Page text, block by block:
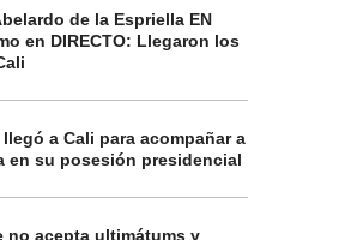
de la Espriella EN
en DIRECTO: Llegaron los
a Cali para acompañar a
en su posesión presidencial
no acepta ultimátums y